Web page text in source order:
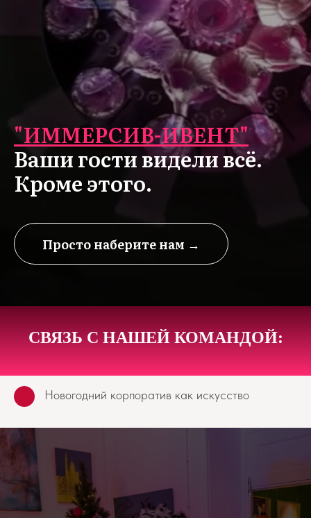
"ИММЕРСИВ-ИВЕНТ"
Ваши гости видели всё.
Кроме этого.
Просто наберите нам →
СВЯЗЬ С НАШЕЙ КОМАНДОЙ:
Новогодний корпоратив как искусство